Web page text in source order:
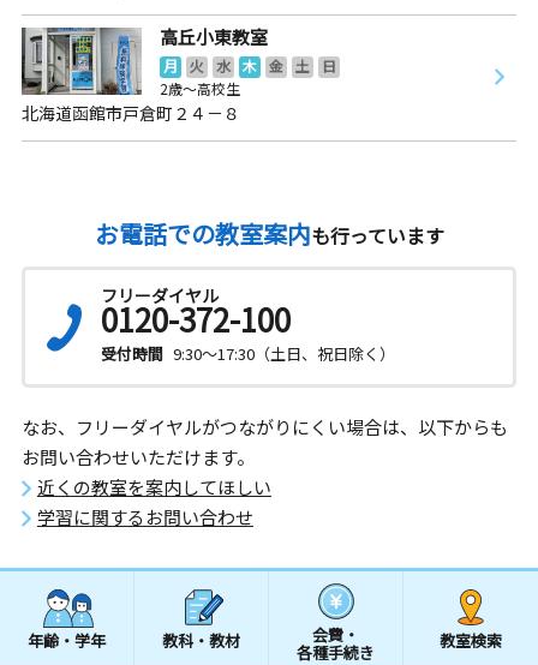
高丘小東教室
月 火 水 木 金 土
日
2歳～高校生
北海道函館市戸倉町２４－８
お電話での教室案内も行っています
フリーダイヤル
0120-372-100
受付時間 9:30～17:30（土日、祝日除く）
なお、フリーダイヤルがつながりにくい場合は、以下からも
お問い合わせいただけます。
近くの教室を案内してほしい
学習に関するお問い合わせ
年齢・学年 教科・教材 会費・
各種手続き
教室検索